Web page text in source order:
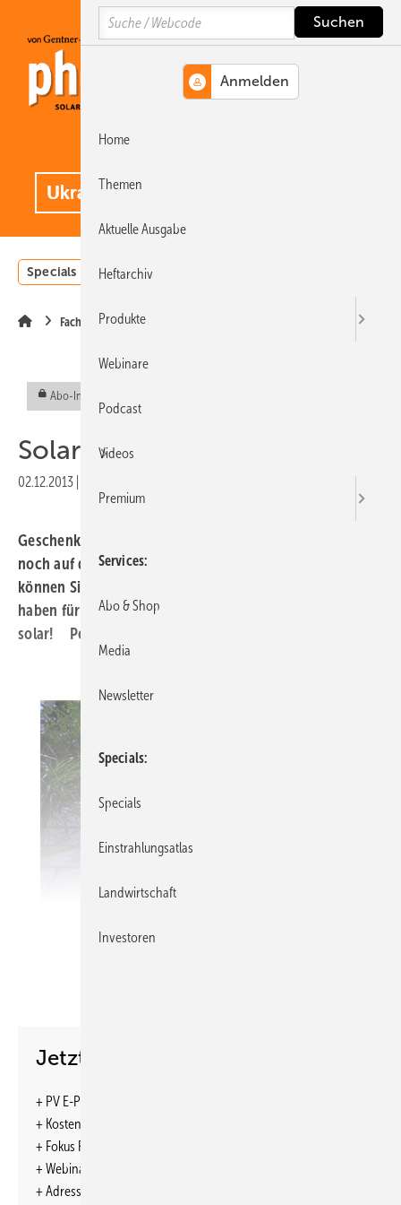
Hauptinhalt
Hauptmenü
SiteSearch
Specials Einstrahlungsatlas
Fachhandel
Abo-Inhalt
Solare Weihnachten
02.12.2013
Geschenkideen: Jetzt bleibt nicht mehr viel Zeit. Sind Sie
noch auf der Suche nach passenden Geschenken,
können Sie auf den nächsten Seiten fündig werden. Wir
haben für Sie eine kleine Auswahl getroffen – natürlich
solar! Petra Franke
http://www.pearl.de
Extravagante Lichtpunkte in Ihrem Garten
Die Solarzelle in dem quadratischen Glasbaustein tankt tagsüber das
Jetzt weiterlesen und profitieren.
+ PV E-Paper-Ausgabe – jeden Monat neu
+ Kostenfreien Zugang zu unserem Online-Archiv
+ Fokus PV: Sonderhefte (PDF)
+ Webinare und Veranstaltungen mit Rabatten
+ Adresseintrag im jährlichen Ratgeber
Search
Home
Themen
Aktuelle Ausgabe
Heftarchiv
Produkte
Webinare
Podcast
Videos
Premium
Services
Abo & Shop
Media
Newsletter
Specials
Specials
Einstrahlungsatlas
Landwirtschaft
Investoren